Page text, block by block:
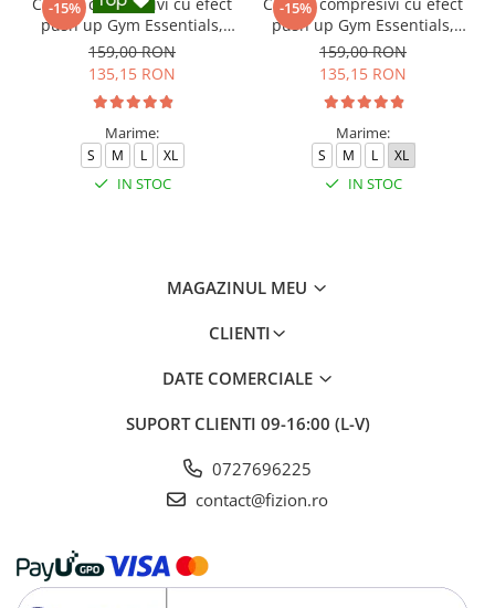
-15%
push up Gym Essentials,
Negru
159,00 RON
135,15 RON
Marime:
S M L XL
IN STOC
-15%
push up Gym Essentials,
Verde
159,00 RON
135,15 RON
Marime:
S M L XL
IN STOC
MAGAZINUL MEU
CLIENTI
DATE COMERCIALE
SUPORT CLIENTI 09-16:00 (L-V)
0727696225
contact@fizion.ro